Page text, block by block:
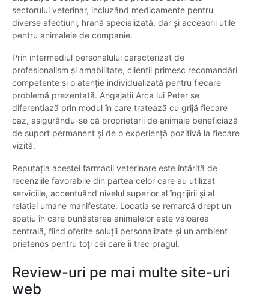
sectorului veterinar, incluzând medicamente pentru
diverse afecțiuni, hrană specializată, dar și accesorii utile
pentru animalele de companie.
Prin intermediul personalului caracterizat de
profesionalism și amabilitate, clienții primesc recomandări
competente și o atenție individualizată pentru fiecare
problemă prezentată. Angajații Arca lui Peter se
diferențiază prin modul în care tratează cu grijă fiecare
caz, asigurându-se că proprietarii de animale beneficiază
de suport permanent și de o experiență pozitivă la fiecare
vizită.
Reputația acestei farmacii veterinare este întărită de
recenziile favorabile din partea celor care au utilizat
serviciile, accentuând nivelul superior al îngrijirii și al
relației umane manifestate. Locația se remarcă drept un
spațiu în care bunăstarea animalelor este valoarea
centrală, fiind oferite soluții personalizate și un ambient
prietenos pentru toți cei care îi trec pragul.
Review-uri pe mai multe site-uri
web